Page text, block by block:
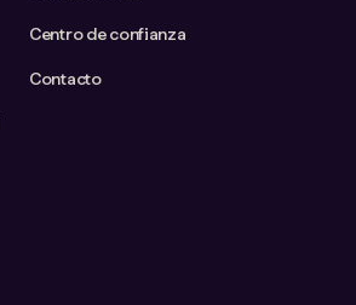
Centro de confianza
Contacto